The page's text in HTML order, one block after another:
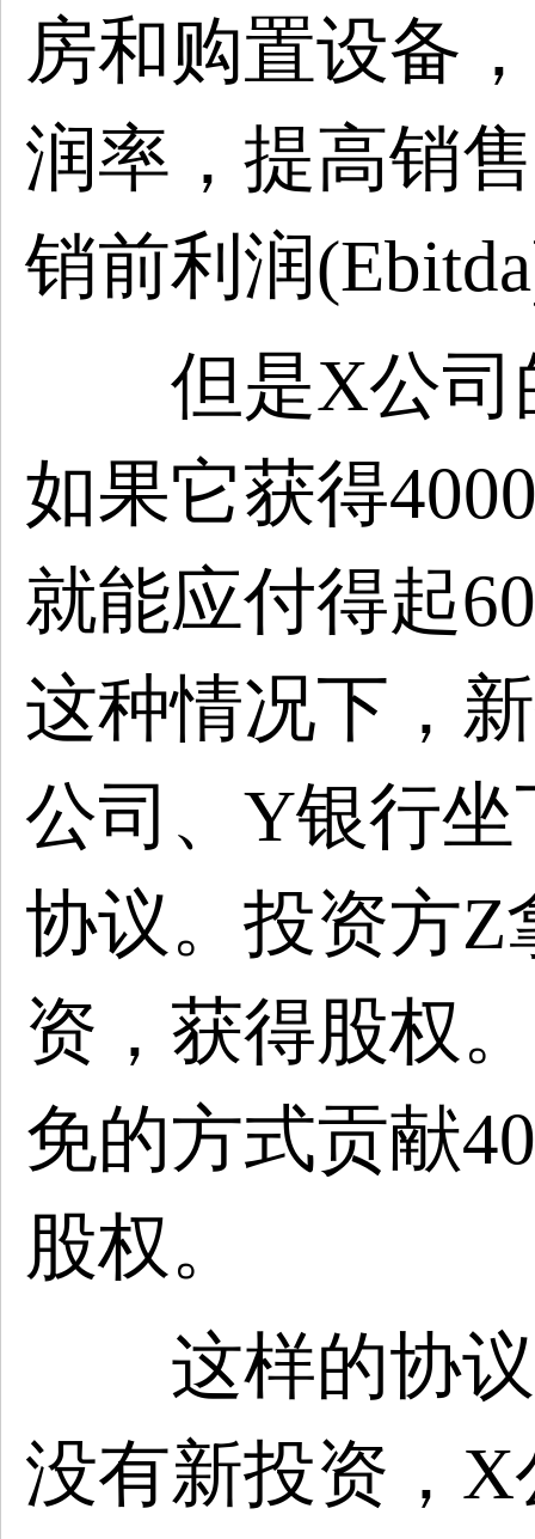
房和购置设备
润率，提高销
销前利润
但是X公司
如果它获得
就能应付得起
这种情况下，
公司、Y银行
协议。投资方Z
资，获得股权
免的方式贡献
股权。
这样的协议
没有新投资，